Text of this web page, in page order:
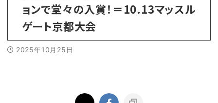
ョンで堂々の入賞！＝10.13マッスル
ゲート京都大会
2025年10月25日